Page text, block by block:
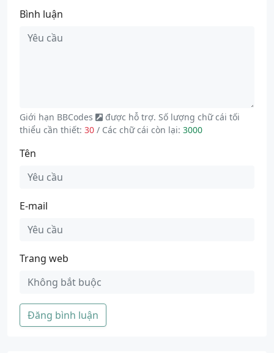
Bình luận
Giới hạn BBCodes
được hỗ trợ. Số lượng chữ cái tối
thiểu cần thiết: 30 / Các chữ cái còn lại: 3000
Tên
E-mail
Trang web
Đăng bình luận